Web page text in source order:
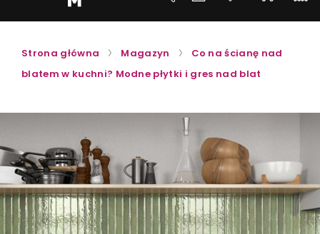
Strona główna Magazyn
Co na ścianę nad
blatem w kuchni? Modne płytki i gres nad blat